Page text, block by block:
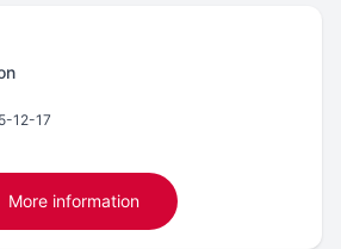
12-17
More information